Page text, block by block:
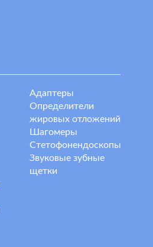
Адаптеры
Определители
жировых отложений
Шагомеры
Стетофонендоскопы
Звуковые зубные
щетки